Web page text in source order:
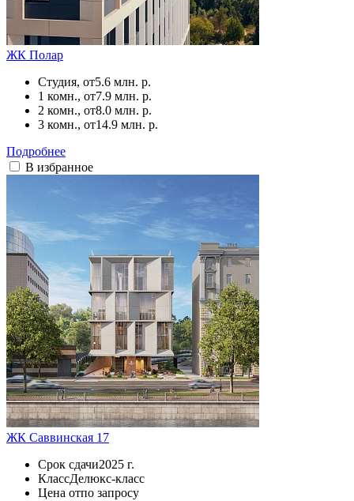
ЖК Полар
Студия, от5.6 млн. р.
1 комн., от7.9 млн. р.
2 комн., от8.0 млн. р.
3 комн., от14.9 млн. р.
Подробнее
В избранное
ЖК Саввинская 17
Срок сдачи2025 г.
КлассДелюкс-класс
Цена отпо запросу